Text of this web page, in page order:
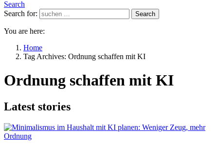
Search
Search for:
Search
You are here:
Home
Tag Archives: Ordnung schaffen mit KI
Ordnung schaffen mit KI
Latest stories